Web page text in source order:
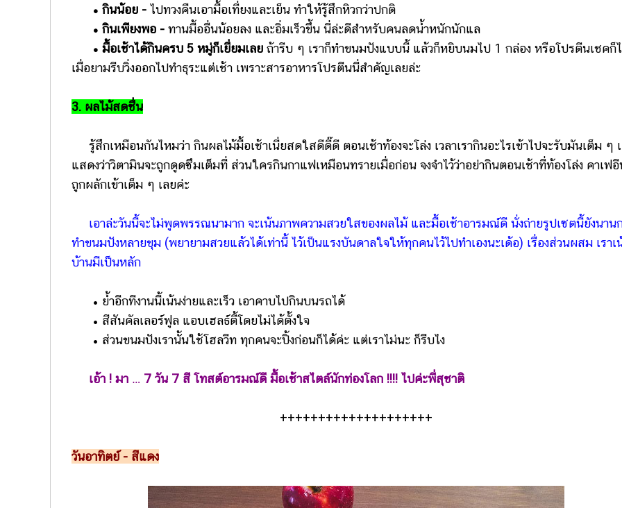
• กินน้อย - ไปทวงคืนเอามื้อเที่ยงและเย็น ทำให้รู้สึกหิวกว่าปกติ
• กินเพียงพอ - ทานมื้ออื่นน้อยลง และอิ่มเร็วขึ้น นี่ล่ะดีสำหรับคนลดน้ำหนักนักแล
• มื้อเช้าได้กินครบ 5 หมู่ก็เยี่ยมเลย ถ้ารีบ ๆ เราก็ทำขนมปังแบบนี้ แล้วก็หยิบนมไป 1 กล่อง หรือโปรตีนเชคก็
เมื่อยามรีบวิ่งออกไปทำธุระแต่เช้า เพราะสารอาหารโปรตีนนี่สำคัญเลยล่ะ
3. ผลไม้สดชื่น
รู้สึกเหมือนกันไหมว่า กินผลไม้มื้อเช้าเนี่ยสดใสดีดี๊ดี ตอนเช้าท้องจะโล่ง เวลาเรากินอะไรเข้าไปจะรับมันเต็ม ๆ
แสดงว่าวิตามินจะถูกดูดซึมเต็มที่ ส่วนใครกินกาแฟเหมือนทรายเมื่อก่อน จงจำไว้ว่าอย่ากินตอนเช้าที่ท้องโล่ง คาเฟอี
ถูกผลักเข้าเต็ม ๆ เลยค่ะ
เอาล่ะวันนี้จะไม่พูดพรรณนามาก จะเน้นภาพความสวยใสของผลไม้ และมื้อเช้าอารมณ์ดี นั่งถ่ายรูปเซตนี้ยังนาน
ทำขนมปังหลายขุม (พยายามสวยแล้วได้เท่านี้ ไว้เป็นแรงบันดาลใจให้ทุกคนไว้ไปทำเองนะเด้อ) เรื่องส่วนผสม เรา
บ้านมีเป็นหลัก
• ย้ำอีกทีงานนี้เน้นง่ายและเร็ว เอาคาบไปกินบนรถได้
• สีสันคัลเลอร์ฟูล แอบเฮลธ์ตี้โดยไม่ได้ตั้งใจ
• ส่วนขนมปังเรานั้นใช้โฮลวีท ทุกคนจะปิ้งก่อนก็ได้ค่ะ แต่เราไม่นะ ก็รีบไง
เอ้า ! มา … 7 วัน 7 สี โทสต์อารมณ์ดี มื้อเช้าสไตล์นักท่องโลก !!!! ไปค่ะพี่สุชาติ
++++++++++++++++++++
วันอาทิตย์ - สีแดง